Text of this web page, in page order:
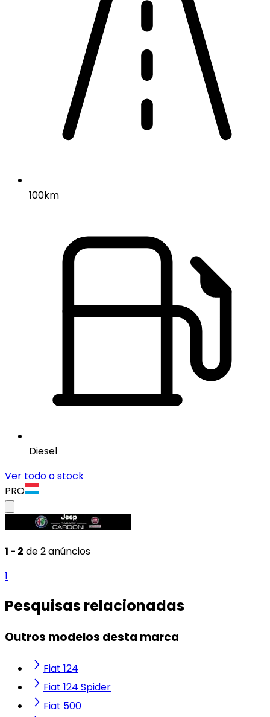
100km
Diesel
Ver todo o stock
PRO
1 - 2 de 2 anúncios
1
Pesquisas relacionadas
Outros modelos desta marca
Fiat 124
Fiat 124 Spider
Fiat 500